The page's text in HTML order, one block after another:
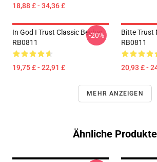
18,88 £ - 34,36 £
In God I Trust Classic Becher
RB0811
19,75 £ - 22,91 £
-20%
Bitte Trust
RB0811
20,93 £ -
MEHR ANZEIGEN
Ähnliche Produkte